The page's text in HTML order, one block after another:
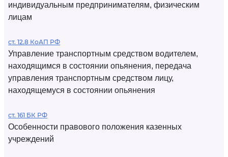
индивидуальным предпринимателям, физическим
лицам
ст. 12.8 КоАП РФ
Управление транспортным средством водителем,
находящимся в состоянии опьянения, передача
управления транспортным средством лицу,
находящемуся в состоянии опьянения
ст. 161 БК РФ
Особенности правового положения казенных
учреждений